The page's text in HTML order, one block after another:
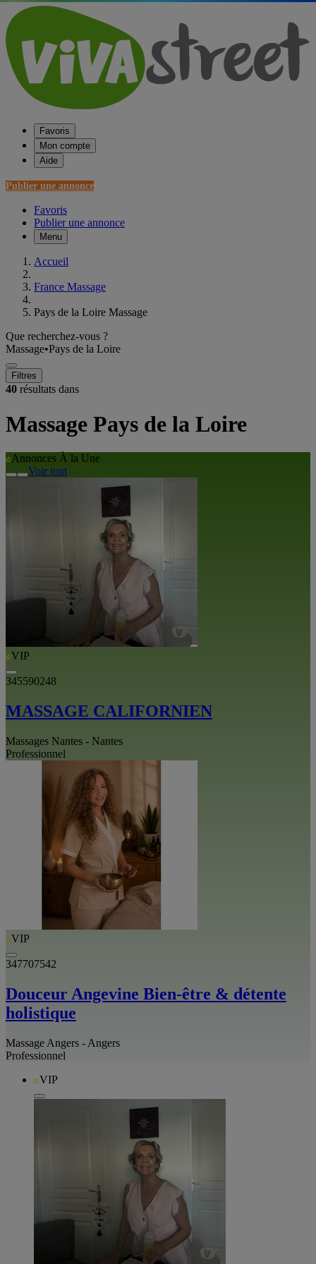
Favoris
Mon compte
Aide
Publier une annonce
Favoris
Publier une annonce
Menu
Accueil
France Massage
Pays de la Loire Massage
Que recherchez-vous ?
Massage•Pays de la Loire
Filtres
40 résultats dans
Massage Pays de la Loire
Annonces À la Une
Voir tout
VIP
345590248
MASSAGE CALIFORNIEN
Massages Nantes - Nantes
Professionnel
VIP
347707542
Douceur Angevine Bien-être & détente
holistique
Massage Angers - Angers
Professionnel
VIP